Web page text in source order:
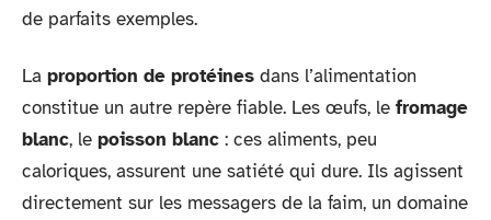
de parfaits exemples.
La proportion de protéines dans l’alimentation
constitue un autre repère fiable. Les œufs, le fromage
blanc, le poisson blanc : ces aliments, peu
caloriques, assurent une satiété qui dure. Ils agissent
directement sur les messagers de la faim, un domaine